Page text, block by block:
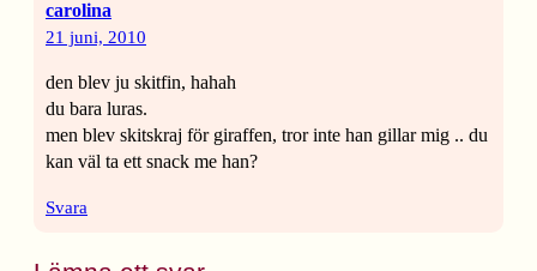
carolina
21 juni, 2010
den blev ju skitfin, hahah
du bara luras.
men blev skitskraj för giraffen, tror inte han gillar mig .. du
kan väl ta ett snack me han?
Svara